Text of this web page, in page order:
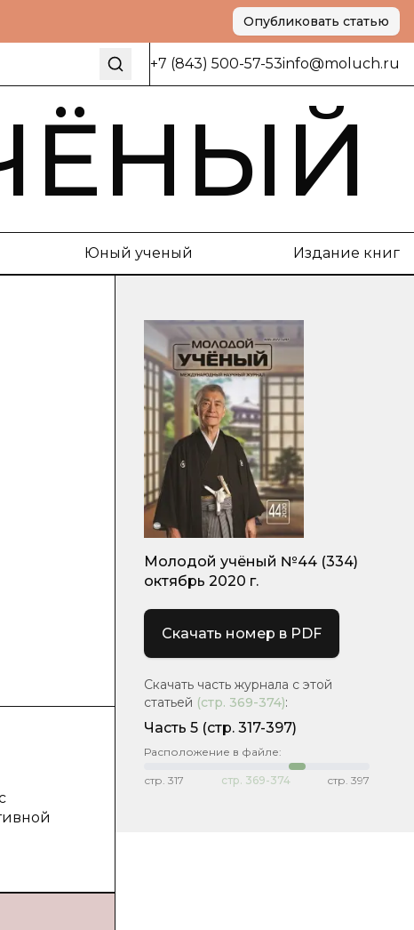
Опубликовать статью
+7 (843) 500-57-53info@moluch.ru
Юный ученый Издание книг
Молодой учёный №44 (334)
октябрь 2020 г.
Скачать номер в PDF
Скачать часть журнала с этой
статьей (стр. 369-374):
Часть 5 (стр. 317-397)
Расположение в файле:
стр. 317 стр. 369-374 стр. 397